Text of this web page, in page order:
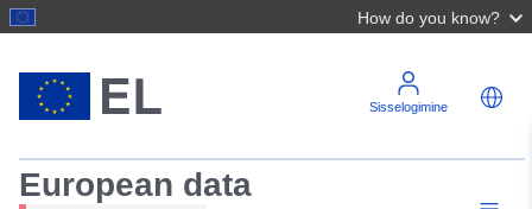
How do you know?
Sisselogimine
European data